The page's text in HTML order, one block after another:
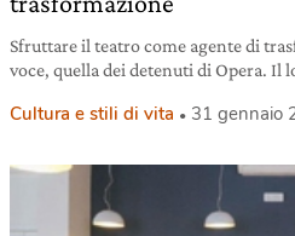
Sfruttare il teatro come agente di
voce, quella dei detenuti di Opera. Il
Cultura e stili di vita 31 gennaio